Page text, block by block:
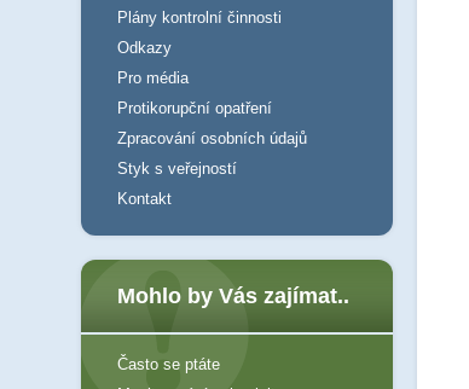
Plány kontrolní činnosti
Odkazy
Pro média
Protikorupční opatření
Zpracování osobních údajů
Styk s veřejností
Kontakt
Mohlo by Vás zajímat..
Často se ptáte